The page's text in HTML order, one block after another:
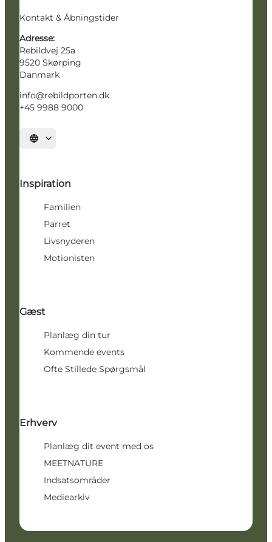
Kontakt & Åbningstider
Adresse:
Rebildvej 25a
9520 Skørping
Danmark
info@rebildporten.dk
+45 9988 9000
Vælg sprog
Inspiration
Familien
Parret
Livsnyderen
Motionisten
Gæst
Planlæg din tur
Kommende events
Ofte Stillede Spørgsmål
Erhverv
Planlæg dit event med os
MEETNATURE
Indsatsområder
Mediearkiv